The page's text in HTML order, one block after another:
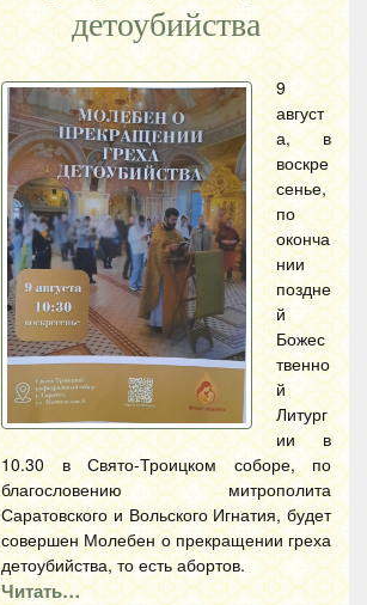
детоубийства
9
август
а, в
воскре
сенье,
по
оконча
нии
поздне
й
Божес
твенно
й
Литург
ии в
10.30 в Свято-Троицком соборе, по
благословению митрополита
Саратовского и Вольского Игнатия, будет
совершен Молебен о прекращении греха
детоубийства, то есть абортов.
Читать…